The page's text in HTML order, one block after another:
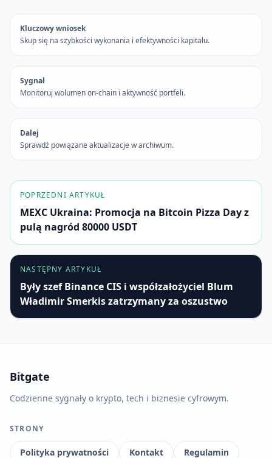
Kluczowy wniosek
Skup się na szybkości wykonania i efektywności kapitału.
Sygnał
Monitoruj wolumen on-chain i aktywność portfeli.
Dalej
Sprawdź powiązane aktualizacje w archiwum.
POPRZEDNI ARTYKUŁ
MEXC Ukraina: Promocja na Bitcoin Pizza Day z
pulą nagród 80000 USDT
NASTĘPNY ARTYKUŁ
Były szef Binance CIS i współzałożyciel Blum
Władimir Smerkis zatrzymany za oszustwo
Bitgate
Codzienne sygnały o krypto, tech i biznesie cyfrowym.
STRONY
Polityka prywatności Kontakt Regulamin